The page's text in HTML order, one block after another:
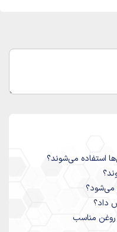
استفاده می‌شوند؟
می‌شود؟
داد؟